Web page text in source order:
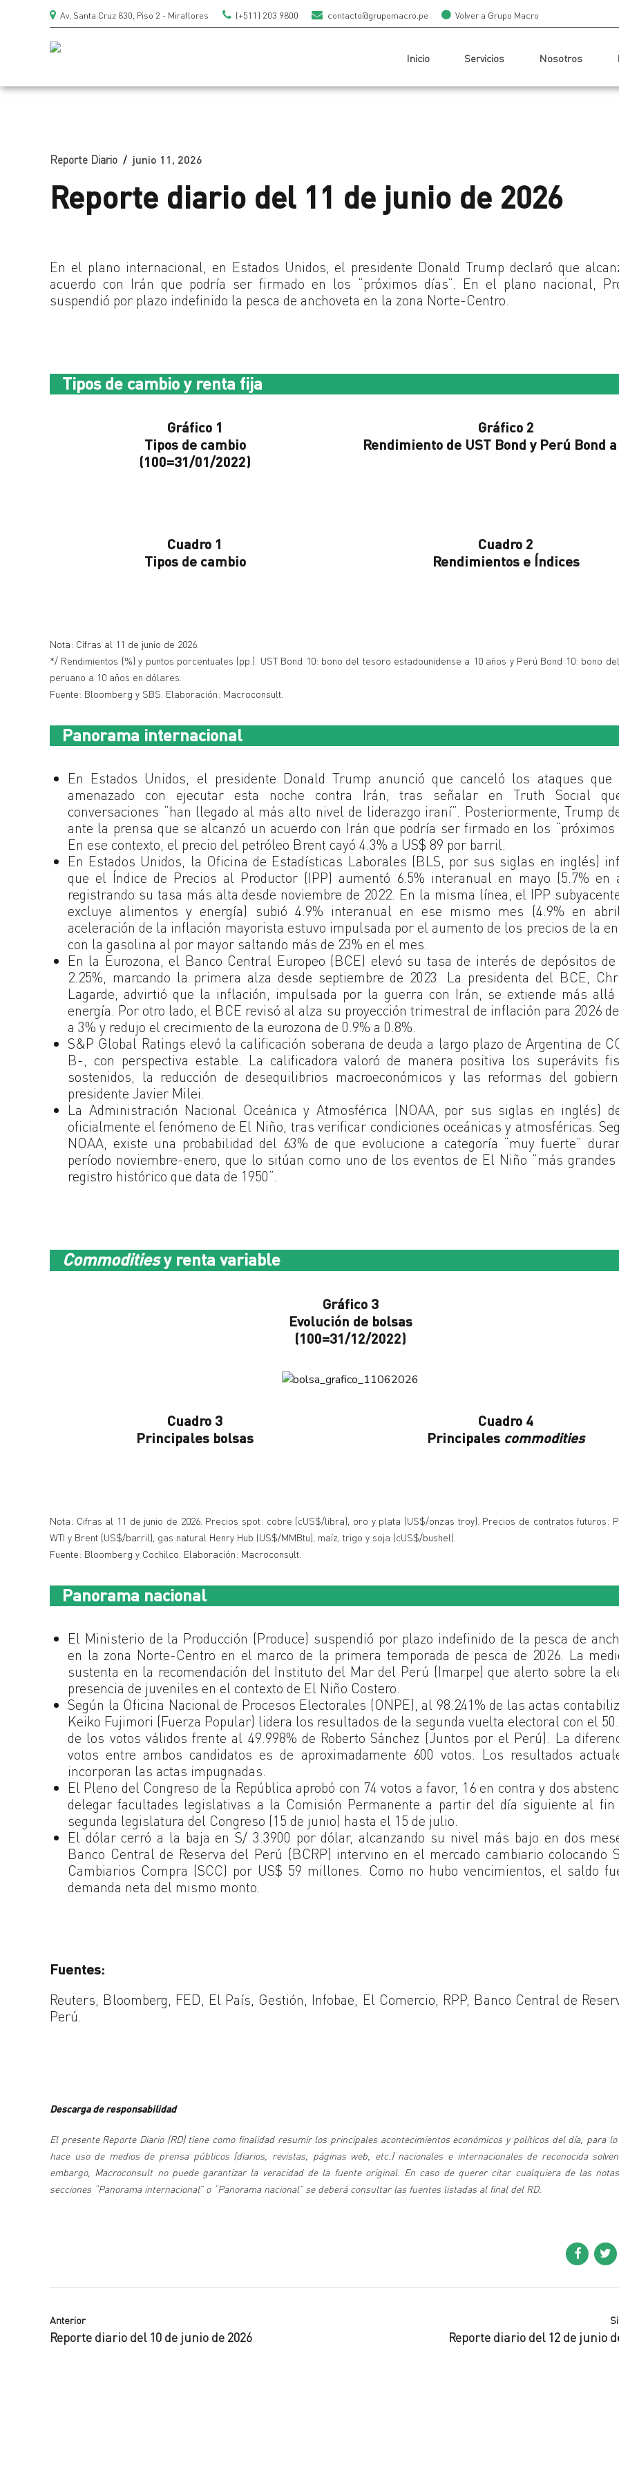
Av. Santa Cruz 830, Piso 2 - Miraflores (+511) 203 9800 contacto@grupomacro.pe Volver a Grupo Macro
Inicio Servicios Nosotros
Reporte Diario junio 11, 2026
Reporte diario del 11 de junio de 2026
En el plano internacional, en Estados Unidos, el presidente Donald Trump declaró que
acuerdo con Irán que podría ser firmado en los “próximos días”. En el plano nacional,
suspendió por plazo indefinido la pesca de anchoveta en la zona Norte-Centro.
Tipos de cambio y renta fija
Gráfico 1
Tipos de cambio
(100=31/01/2022)
Gráfico 2
Rendimiento de UST Bond y Perú Bond a
Cuadro 1
Tipos de cambio
Cuadro 2
Rendimientos e Índices
Nota: Cifras al 11 de junio de 2026.
*/ Rendimientos (%) y puntos porcentuales (pp.). UST Bond 10: bono del tesoro estadounidense a 10 años y Perú Bond 10: bono
peruano a 10 años en dólares.
Fuente: Bloomberg y SBS. Elaboración: Macroconsult.
Panorama internacional
En Estados Unidos, el presidente Donald Trump anunció que canceló los ataques que
amenazado con ejecutar esta noche contra Irán, tras señalar en Truth Social
conversaciones “han llegado al más alto nivel de liderazgo iraní”. Posteriormente, Trump
ante la prensa que se alcanzó un acuerdo con Irán que podría ser firmado en los “próximos
En ese contexto, el precio del petróleo Brent cayó 4.3% a US$ 89 por barril.
En Estados Unidos, la Oficina de Estadísticas Laborales (BLS, por sus siglas en inglés)
que el Índice de Precios al Productor (IPP) aumentó 6.5% interanual en mayo (5.7% en
registrando su tasa más alta desde noviembre de 2022. En la misma línea, el IPP
excluye alimentos y energía) subió 4.9% interanual en ese mismo mes (4.9% en
aceleración de la inflación mayorista estuvo impulsada por el aumento de los precios de la
con la gasolina al por mayor saltando más de 23% en el mes.
En la Eurozona, el Banco Central Europeo (BCE) elevó su tasa de interés de depósitos de
2.25%, marcando la primera alza desde septiembre de 2023. La presidenta del BCE,
Lagarde, advirtió que la inflación, impulsada por la guerra con Irán, se extiende más allá
energía. Por otro lado, el BCE revisó al alza su proyección trimestral de inflación para 2026
a 3% y redujo el crecimiento de la eurozona de 0.9% a 0.8%.
S&P Global Ratings elevó la calificación soberana de deuda a largo plazo de Argentina de
B-, con perspectiva estable. La calificadora valoró de manera positiva los superávits
sostenidos, la reducción de desequilibrios macroeconómicos y las reformas del
presidente Javier Milei.
La Administración Nacional Oceánica y Atmosférica (NOAA, por sus siglas en inglés)
oficialmente el fenómeno de El Niño, tras verificar condiciones oceánicas y atmosféricas.
NOAA, existe una probabilidad del 63% de que evolucione a categoría “muy fuerte”
período noviembre-enero, que lo sitúan como uno de los eventos de El Niño “más
registro histórico que data de 1950”.
Commoditiesy renta variable
Gráfico 3
Evolución de bolsas
(100=31/12/2022)
Cuadro 3
Principales bolsas
Cuadro 4
Principales commodities
Nota: Cifras al 11 de junio de 2026. Precios spot: cobre (cUS$/libra), oro y plata (US$/onzas troy). Precios de contratos futuros:
WTI y Brent (US$/barril), gas natural Henry Hub (US$/MMBtu), maíz, trigo y soja (cUS$/bushel).
Fuente: Bloomberg y Cochilco. Elaboración: Macroconsult.
Panorama nacional
El Ministerio de la Producción (Produce) suspendió por plazo indefinido de la pesca de
en la zona Norte-Centro en el marco de la primera temporada de pesca de 2026. La
sustenta en la recomendación del Instituto del Mar del Perú (Imarpe) que alerto sobre la
presencia de juveniles en el contexto de El Niño Costero.
Según la Oficina Nacional de Procesos Electorales (ONPE), al 98.241% de las actas
Keiko Fujimori (Fuerza Popular) lidera los resultados de la segunda vuelta electoral con el
de los votos válidos frente al 49.998% de Roberto Sánchez (Juntos por el Perú). La
votos entre ambos candidatos es de aproximadamente 600 votos. Los resultados
incorporan las actas impugnadas.
El Pleno del Congreso de la República aprobó con 74 votos a favor, 16 en contra y dos
delegar facultades legislativas a la Comisión Permanente a partir del día siguiente al fin
segunda legislatura del Congreso (15 de junio) hasta el 15 de julio.
El dólar cerró a la baja en S/ 3.3900 por dólar, alcanzando su nivel más bajo en dos
Banco Central de Reserva del Perú (BCRP) intervino en el mercado cambiario colocando
Cambiarios Compra (SCC) por US$ 59 millones. Como no hubo vencimientos, el saldo
demanda neta del mismo monto.
Fuentes:
Reuters, Bloomberg, FED, El País, Gestión, Infobae, El Comercio, RPP, Banco Central de
Perú.
Descarga de responsabilidad
El presente Reporte Diario (RD) tiene como finalidad resumir los principales acontecimientos económicos y políticos del día, para
hace uso de medios de prensa públicos (diarios, revistas, páginas web, etc.) nacionales e internacionales de reconocida
embargo, Macroconsult no puede garantizar la veracidad de la fuente original. En caso de querer citar cualquiera de las
secciones “Panorama internacional” o “Panorama nacional” se deberá consultar las fuentes listadas al final del RD.
Anterior
Reporte diario del 10 de junio de 2026 Reporte diario del 12 de junio